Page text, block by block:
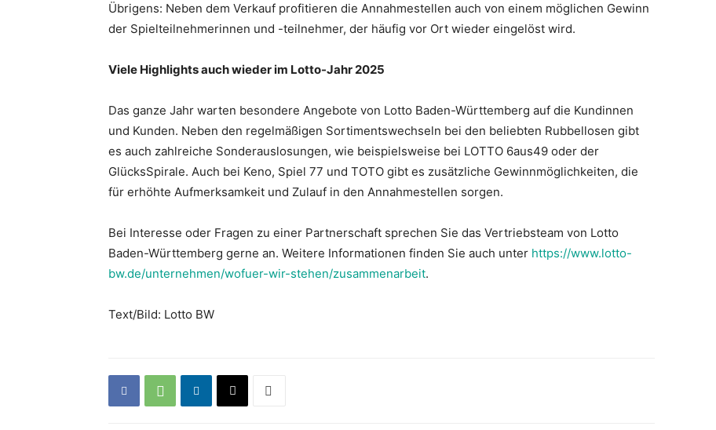
Übrigens: Neben dem Verkauf profitieren die Annahmestellen auch von einem möglichen Gewinn
der Spielteilnehmerinnen und -teilnehmer, der häufig vor Ort wieder eingelöst wird.
Viele Highlights auch wieder im Lotto-Jahr 2025
Das ganze Jahr warten besondere Angebote von Lotto Baden-Württemberg auf die Kundinnen
und Kunden. Neben den regelmäßigen Sortimentswechseln bei den beliebten Rubbellosen gibt
es auch zahlreiche Sonderauslosungen, wie beispielsweise bei LOTTO 6aus49 oder der
GlücksSpirale. Auch bei Keno, Spiel 77 und TOTO gibt es zusätzliche Gewinnmöglichkeiten, die
für erhöhte Aufmerksamkeit und Zulauf in den Annahmestellen sorgen.
Bei Interesse oder Fragen zu einer Partnerschaft sprechen Sie das Vertriebsteam von Lotto
Baden-Württemberg gerne an. Weitere Informationen finden Sie auch unter https://www.lotto-
bw.de/unternehmen/wofuer-wir-stehen/zusammenarbeit.
Text/Bild: Lotto BW